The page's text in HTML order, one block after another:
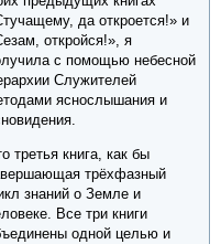
да откроется!» и
откройся!», я
с помощью небесной
Служителей
яснослышания и
третья книга, как бы
трёхфазный
знаний о Земле и
Все три книги
одной целью и